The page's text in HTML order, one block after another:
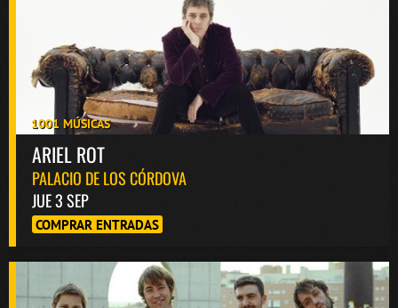
1001 MÚSICAS
ARIEL ROT
PALACIO DE LOS CÓRDOVA
JUE 3 SEP
COMPRAR ENTRADAS